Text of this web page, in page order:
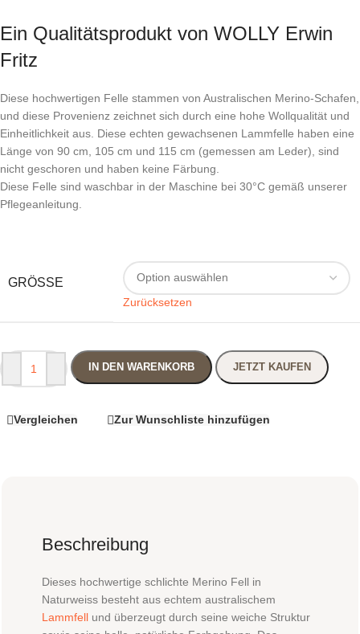
Ein Qualitätsprodukt von WOLLY Erwin
Fritz
Diese hochwertigen Felle stammen von Australischen Merino-Schafen,
und diese Provenienz zeichnet sich durch eine hohe Wollqualität und
Einheitlichkeit aus. Diese echten gewachsenen Lammfelle haben eine
Länge von 90 cm, 105 cm und 115 cm (gemessen am Leder), sind
nicht geschoren und haben keine Färbung.
Diese Felle sind waschbar in der Maschine bei 30°C gemäß unserer
Pflegeanleitung.
GRÖSSE
Zurücksetzen
IN DEN WARENKORB JETZT KAUFEN
Vergleichen Zur Wunschliste hinzufügen
Beschreibung
Dieses hochwertige schlichte Merino Fell in
Naturweiss besteht aus echtem australischem
Lammfell und überzeugt durch seine weiche Struktur